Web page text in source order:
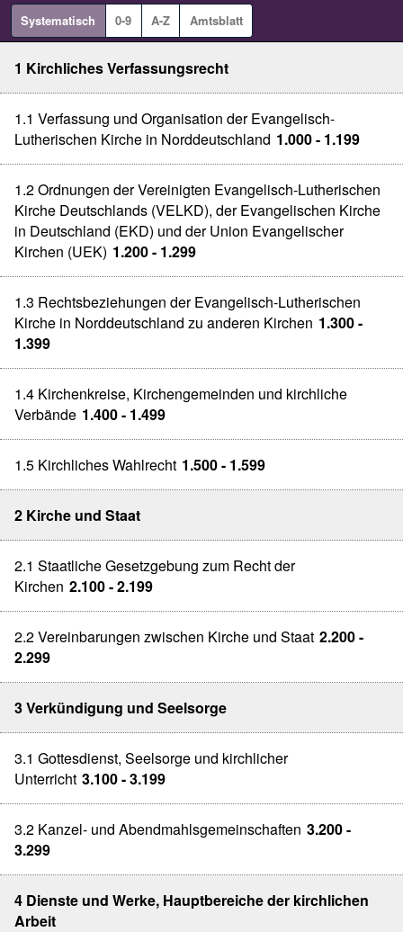
Systematisch 0-9 A-Z Amtsblatt
1 Kirchliches Verfassungsrecht
1.1 Verfassung und Organisation der Evangelisch-
Lutherischen Kirche in Norddeutschland 1.000 - 1.199
1.2 Ordnungen der Vereinigten Evangelisch-Lutherischen
Kirche Deutschlands (VELKD), der Evangelischen Kirche
in Deutschland (EKD) und der Union Evangelischer
Kirchen (UEK) 1.200 - 1.299
1.3 Rechtsbeziehungen der Evangelisch-Lutherischen
Kirche in Norddeutschland zu anderen Kirchen 1.300 -
1.399
1.4 Kirchenkreise, Kirchengemeinden und kirchliche
Verbände 1.400 - 1.499
1.5 Kirchliches Wahlrecht 1.500 - 1.599
2 Kirche und Staat
2.1 Staatliche Gesetzgebung zum Recht der
Kirchen 2.100 - 2.199
2.2 Vereinbarungen zwischen Kirche und Staat 2.200 -
2.299
3 Verkündigung und Seelsorge
3.1 Gottesdienst, Seelsorge und kirchlicher
Unterricht 3.100 - 3.199
3.2 Kanzel- und Abendmahlsgemeinschaften 3.200 -
3.299
4 Dienste und Werke, Hauptbereiche der kirchlichen
Arbeit